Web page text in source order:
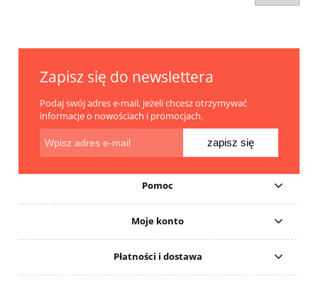
Zapisz się do newslettera
Podaj swój adres e-mail, jeżeli chcesz otrzymywać
informacje o nowościach i promocjach.
zapisz się
Pomoc
Moje konto
Płatności i dostawa